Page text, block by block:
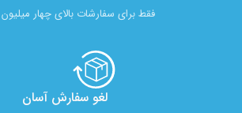
فقط برای سفارشات بالای چهار
لغو سفارش آسان​